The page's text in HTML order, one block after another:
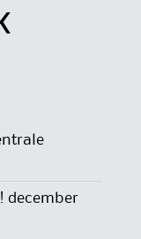
december